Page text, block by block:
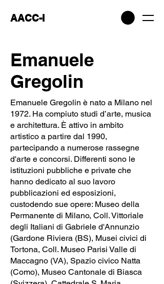
AACC-I
Emanuele
Gregolin
Emanuele Gregolin è nato a Milano nel
1972. Ha compiuto studi d’arte, musica
e architettura. È attivo in ambito
artistico a partire dal 1990,
partecipando a numerose rassegne
d'arte e concorsi. Differenti sono le
istituzioni pubbliche e private che
hanno dedicato al suo lavoro
pubblicazioni ed esposizioni,
custodendo sue opere: Museo della
Permanente di Milano, Coll. Vittoriale
degli Italiani di Gabriele d'Annunzio
(Gardone Riviera (BS), Musei civici di
Tortona, Coll. Museo Parisi Valle di
Maccagno (VA), Spazio civico Natta
(Como), Museo Cantonale di Biasca